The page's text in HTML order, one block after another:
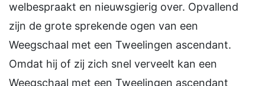
welbespraakt en nieuwsgierig over. Opvallend
zijn de grote sprekende ogen van een
Weegschaal met een Tweelingen ascendant.
Omdat hij of zij zich snel verveelt kan een
Weegschaal met een Tweelingen ascendant